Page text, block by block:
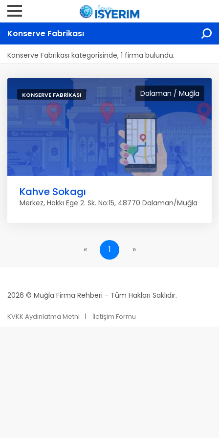
Konserve Fabrikası
Konserve Fabrikası kategorisinde, 1 firma bulundu.
Dalaman / Muğla
KONSERVE FABRIKASI
Kahve Sokagı
Merkez, Hakkı Ege 2. Sk. No:15, 48770 Dalaman/Muğla
« 1 »
2026 © Muğla Firma Rehberi - Tüm Hakları Saklıdır.
KVKK Aydınlatma Metni İletişim Formu